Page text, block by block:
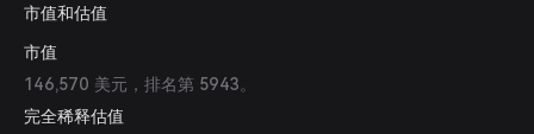
市值和估值
市值
146,570 美元，排名第 5943。
完全稀释估值